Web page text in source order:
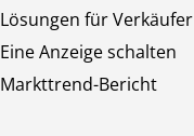
Lösungen für Verkäufer
Eine Anzeige schalten
Markttrend-Bericht